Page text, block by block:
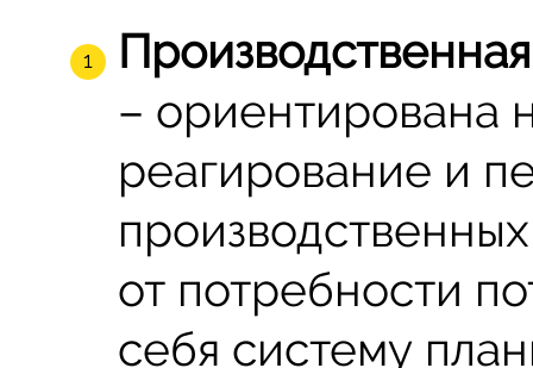
Производственная
– ориентирована
реагирование и
от потребности
себя систему